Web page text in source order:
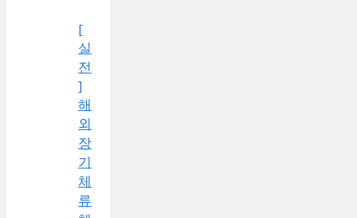
[
실
전
]
해
외
장
기
체
류